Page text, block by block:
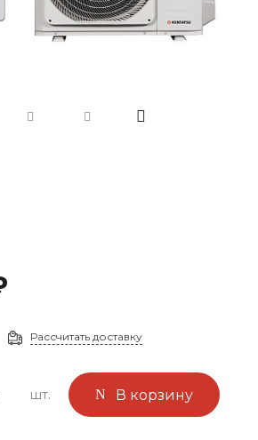
Рассчитать доставку
шт. В корзину